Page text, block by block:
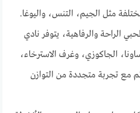
مثل الجيم، التنس، واليوغا.
الراحة والرفاهية، يتوفر نادي
الجاكوزي، وغرف الاسترخاء،
مع تجربة متجددة من التوازن